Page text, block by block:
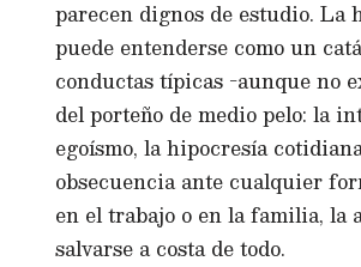
parecen dignos de estudio. La
puede entenderse como un
conductas típicas -aunque no
del porteño de medio pelo: la
egoísmo, la hipocresía
obsecuencia ante cualquier
en el trabajo o en la familia, la
salvarse a costa de todo.